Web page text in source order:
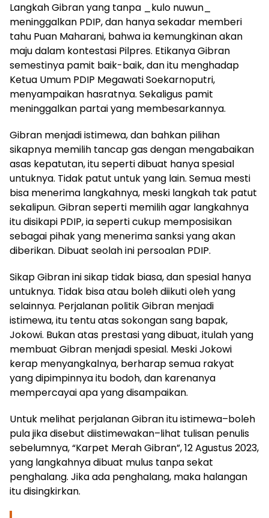
Langkah Gibran yang tanpa _kulo nuwun_
meninggalkan PDIP, dan hanya sekadar memberi
tahu Puan Maharani, bahwa ia kemungkinan akan
maju dalam kontestasi Pilpres. Etikanya Gibran
semestinya pamit baik-baik, dan itu menghadap
Ketua Umum PDIP Megawati Soekarnoputri,
menyampaikan hasratnya. Sekaligus pamit
meninggalkan partai yang membesarkannya.
Gibran menjadi istimewa, dan bahkan pilihan
sikapnya memilih tancap gas dengan mengabaikan
asas kepatutan, itu seperti dibuat hanya spesial
untuknya. Tidak patut untuk yang lain. Semua mesti
bisa menerima langkahnya, meski langkah tak patut
sekalipun. Gibran seperti memilih agar langkahnya
itu disikapi PDIP, ia seperti cukup memposisikan
sebagai pihak yang menerima sanksi yang akan
diberikan. Dibuat seolah ini persoalan PDIP.
Sikap Gibran ini sikap tidak biasa, dan spesial hanya
untuknya. Tidak bisa atau boleh diikuti oleh yang
selainnya. Perjalanan politik Gibran menjadi
istimewa, itu tentu atas sokongan sang bapak,
Jokowi. Bukan atas prestasi yang dibuat, itulah yang
membuat Gibran menjadi spesial. Meski Jokowi
kerap menyangkalnya, berharap semua rakyat
yang dipimpinnya itu bodoh, dan karenanya
mempercayai apa yang disampaikan.
Untuk melihat perjalanan Gibran itu istimewa–boleh
pula jika disebut diistimewakan–lihat tulisan penulis
sebelumnya, “Karpet Merah Gibran”, 12 Agustus 2023,
yang langkahnya dibuat mulus tanpa sekat
penghalang. Jika ada penghalang, maka halangan
itu disingkirkan.